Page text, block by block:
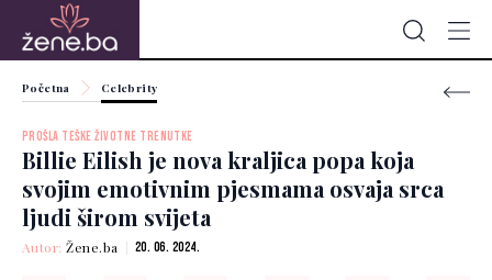
Početna Celebrity
PROŠLA TEŠKE ŽIVOTNE TRENUTKE
Billie Eilish je nova kraljica popa koja
svojim emotivnim pjesmama osvaja srca
ljudi širom svijeta
Autor:Žene.ba 20. 06. 2024.